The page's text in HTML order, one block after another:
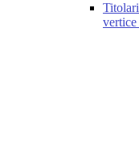
vertice